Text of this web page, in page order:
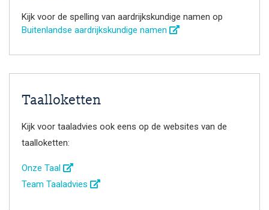
Kijk voor de spelling van aardrijkskundige namen op
Buitenlandse aardrijkskundige namen
Taalloketten
Kijk voor taaladvies ook eens op de websites van de
taalloketten:
Onze Taal
Team Taaladvies